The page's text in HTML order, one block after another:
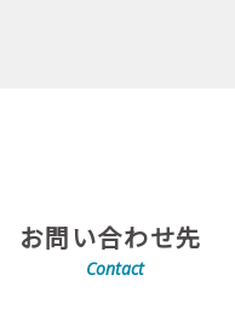
お問い合わせ先
Contact